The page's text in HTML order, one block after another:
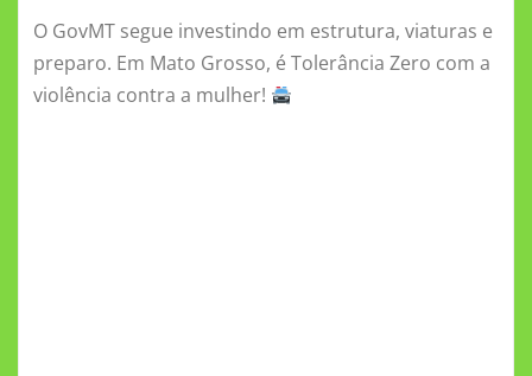
O GovMT segue investindo em estrutura, viaturas e
preparo. Em Mato Grosso, é Tolerância Zero com a
violência contra a mulher!